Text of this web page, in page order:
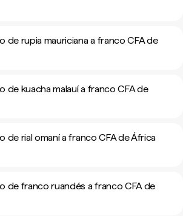
de rupia mauriciana a franco CFA de
de kuacha malauí a franco CFA de
de rial omaní a franco CFA de África
de franco ruandés a franco CFA de